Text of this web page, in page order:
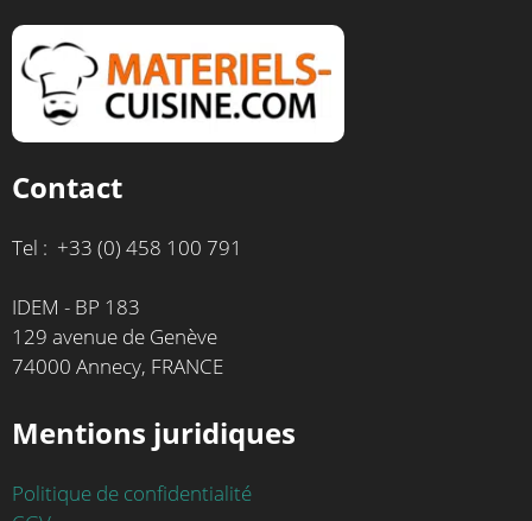
Contact
Tel : +33 (0) 458 100 791
IDEM - BP 183
129 avenue de Genève
74000 Annecy, FRANCE
Mentions juridiques
Politique de confidentialité